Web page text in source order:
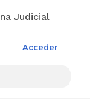
Acceder